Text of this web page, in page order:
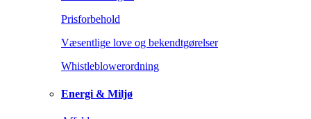
Prisforbehold
Væsentlige love og bekendtgørelser
Whistleblowerordning
Energi & Miljø